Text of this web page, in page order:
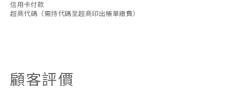
信用卡付款
超商代碼（需持代碼至超商印出帳單繳費）
顧客評價